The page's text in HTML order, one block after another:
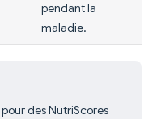
pendant la
maladie.
pour des NutriScores